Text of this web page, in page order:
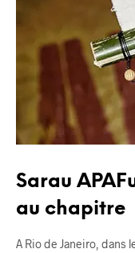
Sarau
au chapitre
A Rio de Janeiro, dans